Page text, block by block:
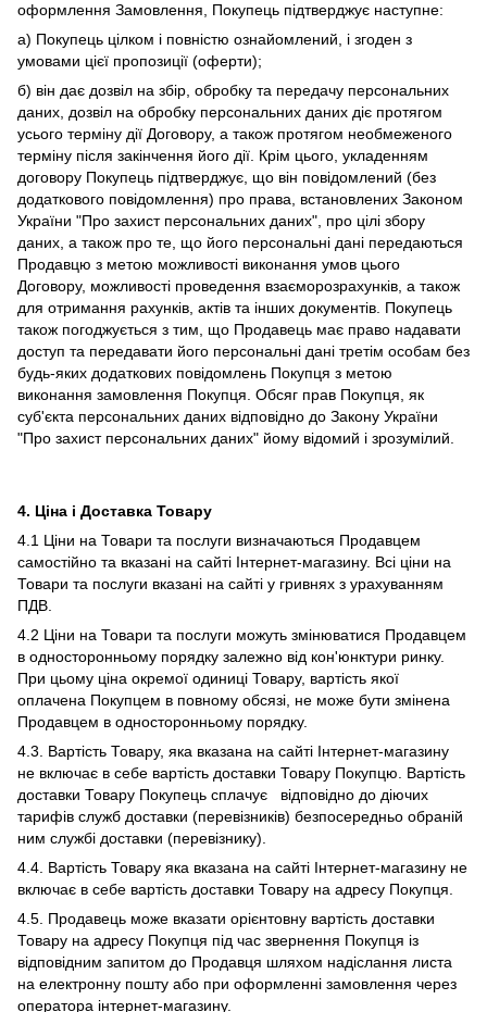
оформлення Замовлення, Покупець підтверджує наступне:
а) Покупець цілком і повністю ознайомлений, і згоден з
умовами цієї пропозиції (оферти);
б) він дає дозвіл на збір, обробку та передачу персональних
даних, дозвіл на обробку персональних даних діє протягом
усього терміну дії Договору, а також протягом необмеженого
терміну після закінчення його дії. Крім цього, укладенням
договору Покупець підтверджує, що він повідомлений (без
додаткового повідомлення) про права, встановлених Законом
України "Про захист персональних даних", про цілі збору
даних, а також про те, що його персональні дані передаються
Продавцю з метою можливості виконання умов цього
Договору, можливості проведення взаєморозрахунків, а також
для отримання рахунків, актів та інших документів. Покупець
також погоджується з тим, що Продавець має право надавати
доступ та передавати його персональні дані третім особам без
будь-яких додаткових повідомлень Покупця з метою
виконання замовлення Покупця. Обсяг прав Покупця, як
суб'єкта персональних даних відповідно до Закону України
"Про захист персональних даних" йому відомий і зрозумілий.
4. Ціна і Доставка Товару
4.1 Ціни на Товари та послуги визначаються Продавцем
самостійно та вказані на сайті Інтернет-магазину. Всі ціни на
Товари та послуги вказані на сайті у гривнях з урахуванням
ПДВ.
4.2 Ціни на Товари та послуги можуть змінюватися Продавцем
в односторонньому порядку залежно від кон'юнктури ринку.
При цьому ціна окремої одиниці Товару, вартість якої
оплачена Покупцем в повному обсязі, не може бути змінена
Продавцем в односторонньому порядку.
4.3. Вартість Товару, яка вказана на сайті Інтернет-магазину
не включає в себе вартість доставки Товару Покупцю. Вартість
доставки Товару Покупець сплачує відповідно до діючих
тарифів служб доставки (перевізників) безпосередньо обраній
ним службі доставки (перевізнику).
4.4. Вартість Товару яка вказана на сайті Інтернет-магазину не
включає в себе вартість доставки Товару на адресу Покупця.
4.5. Продавець може вказати орієнтовну вартість доставки
Товару на адресу Покупця під час звернення Покупця із
відповідним запитом до Продавця шляхом надіслання листа
на електронну пошту або при оформленні замовлення через
оператора інтернет-магазину.